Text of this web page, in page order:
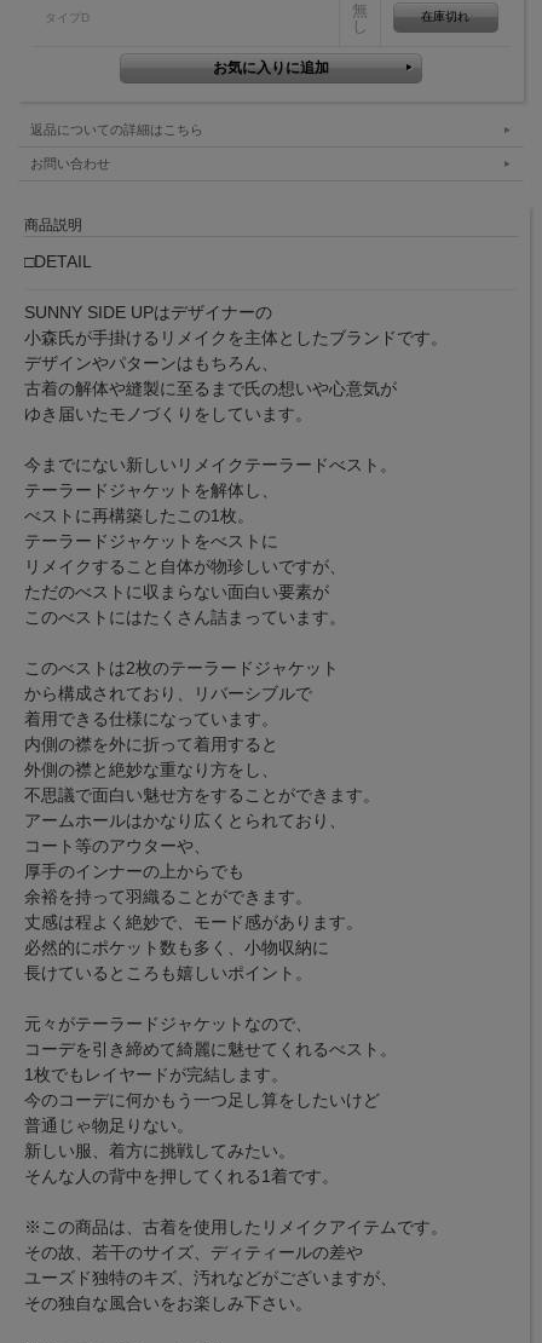
タイプD
無
し
在庫切れ
返品についての詳細はこちら
お問い合わせ
商品説明
□DETAIL
SUNNY SIDE UPはデザイナーの
小森氏が手掛けるリメイクを主体としたブランドです。
デザインやパターンはもちろん、
古着の解体や縫製に至るまで氏の想いや心意気が
ゆき届いたモノづくりをしています。
今までにない新しいリメイクテーラードべスト。
テーラードジャケットを解体し、
べストに再構築したこの1枚。
テーラードジャケットをべストに
リメイクすること自体が物珍しいですが、
ただのべストに収まらない面白い要素が
このべストにはたくさん詰まっています。
このべストは2枚のテーラードジャケット
から構成されており、リバーシブルで
着用できる仕様になっています。
内側の襟を外に折って着用すると
外側の襟と絶妙な重なり方をし、
不思議で面白い魅せ方をすることができます。
アームホールはかなり広くとられており、
コート等のアウターや、
厚手のインナーの上からでも
余裕を持って羽織ることができます。
丈感は程よく絶妙で、モード感があります。
必然的にポケット数も多く、小物収納に
長けているところも嬉しいポイント。
元々がテーラードジャケットなので、
コーデを引き締めて綺麗に魅せてくれるべスト。
1枚でもレイヤードが完結します。
今のコーデに何かもう一つ足し算をしたいけど
普通じゃ物足りない。
新しい服、着方に挑戦してみたい。
そんな人の背中を押してくれる1着です。
※この商品は、古着を使用したリメイクアイテムです。
その故、若干のサイズ、ディティールの差や
ユーズド独特のキズ、汚れなどがございますが、
その独自な風合いをお楽しみ下さい。